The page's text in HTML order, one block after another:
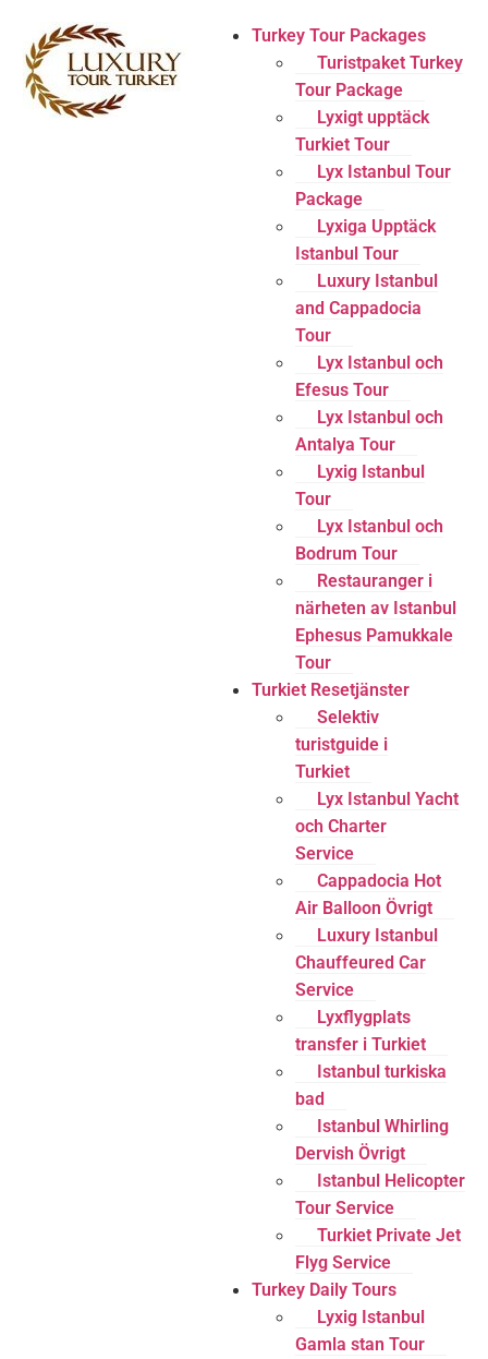
Turkey Tour Packages
Turistpaket Turkey
Tour Package
Lyxigt upptäck
Turkiet Tour
Lyx Istanbul Tour
Package
Lyxiga Upptäck
Istanbul Tour
Luxury Istanbul
and Cappadocia
Tour
Lyx Istanbul och
Efesus Tour
Lyx Istanbul och
Antalya Tour
Lyxig Istanbul
Tour
Lyx Istanbul och
Bodrum Tour
Restauranger i
närheten av Istanbul
Ephesus Pamukkale
Tour
Turkiet Resetjänster
Selektiv
turistguide i
Turkiet
Lyx Istanbul Yacht
och Charter
Service
Cappadocia Hot
Air Balloon Övrigt
Luxury Istanbul
Chauffeured Car
Service
Lyxflygplats
transfer i Turkiet
Istanbul turkiska
bad
Istanbul Whirling
Dervish Övrigt
Istanbul Helicopter
Tour Service
Turkiet Private Jet
Flyg Service
Turkey Daily Tours
Lyxig Istanbul
Gamla stan Tour